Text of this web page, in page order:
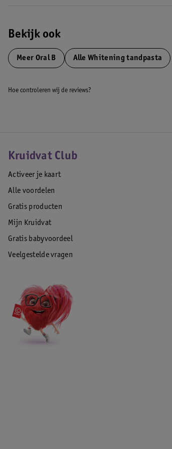
Bekijk ook
Meer Oral B Alle Whitening tandpasta
Hoe controleren wij de reviews?
Kruidvat Club
Activeer je kaart
Alle voordelen
Gratis producten
Mijn Kruidvat
Gratis babyvoordeel
Veelgestelde vragen